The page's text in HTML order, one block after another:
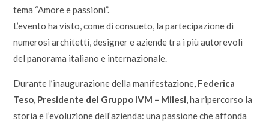
tema “Amore e passioni”.
L’evento ha visto, come di consueto, la partecipazione di
numerosi architetti, designer e aziende tra i più autorevoli
del panorama italiano e internazionale.
Durante l’inaugurazione della manifestazione, Federica
Teso, Presidente del Gruppo IVM – Milesi, ha ripercorso la
storia e l’evoluzione dell’azienda: una passione che affonda